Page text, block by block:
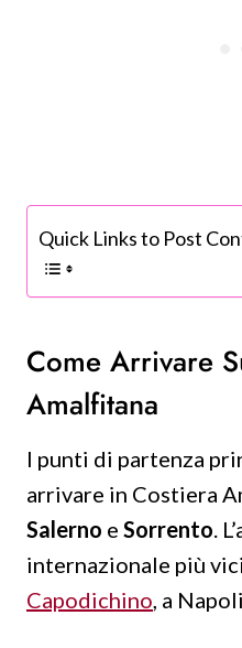
Quick Links to Post
Come Arrivare
Amalfitana
I punti di partenza
arrivare in Costiera
Salerno e Sorrento.
internazionale più
Capodichino, a